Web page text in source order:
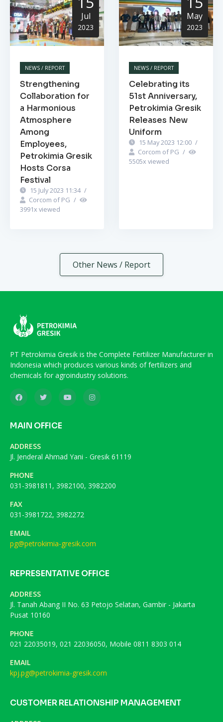
Jul
2023
NEWS / REPORT
Strengthening
Collaboration for
a Harmonious
Atmosphere
Among
Employees,
Petrokimia Gresik
Hosts Corsa
Festival
15 July 2023 11:34 /
Corcom of PG /
3991x viewed
May
2023
NEWS / REPORT
Celebrating its
51st Anniversary,
Petrokimia Gresik
Releases New
Uniform
15 May 2023 12:00 /
Corcom of PG /
5505x viewed
Other News / Report
PT Petrokimia Gresik is the Complete Fertilizer Manufacturer in
Indonesia which produces various kinds of fertilizers and
chemicals for agroindustry solutions.
MAIN OFFICE
ADDRESS
Jl. Jenderal Ahmad Yani - Gresik 61119
PHONE
031-3981811, 3982100, 3982200
FAX
031-3981722, 3982272
EMAIL
pg@petrokimia-gresik.com
REPRESENTATIVE OFFICE
ADDRESS
Jl. Tanah Abang II No. 63 Petojo Selatan, Gambir - Jakarta
Pusat 10160
PHONE
021 22035019, 021 22036050, Mobile 0811 8303 014
EMAIL
kpj.pg@petrokimia-gresik.com
CUSTOMER RELATIONSHIP MANAGEMENT